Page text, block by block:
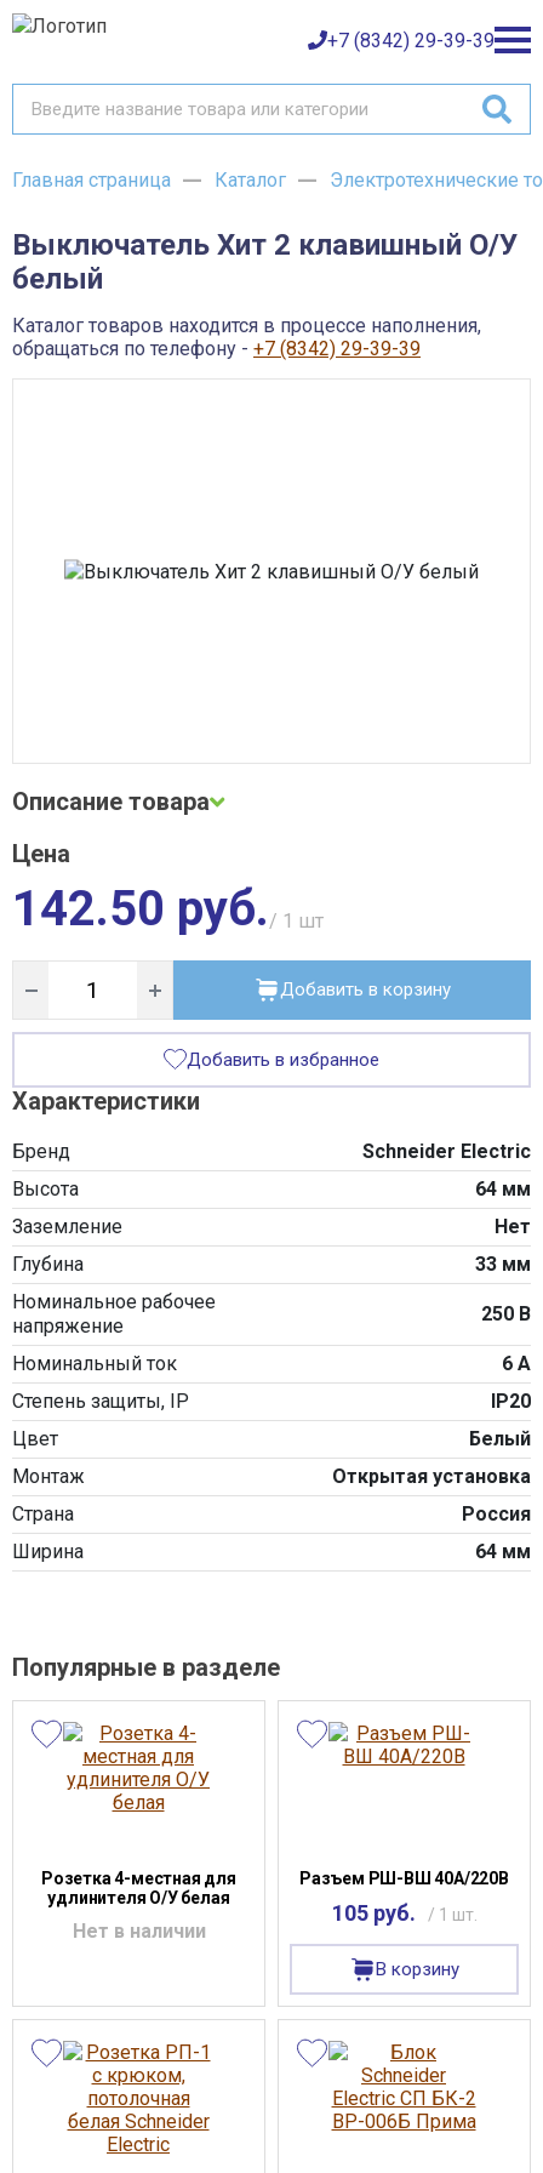
+7 (8342) 29-39-39
Каталог товаров
Баки и емкости АНИОН
Газовое оборудование
Запорная и регулирующая арматура
Инструмент
Сварочное оборудование
Электротехнические товары
О компании
Оплата
Доставка
Главная страница Каталог Электротехнические
Выключатель Хит 2 клавишный О/У
белый
Каталог товаров находится в процессе наполнения,
обращаться по телефону - +7 (8342) 29-39-39
Описание товара
Описание и фото товара, технические характеристики, габариты,
и паспорта носят справочный характер и основываются на последних
доступных сведениях от производителя. Производитель оставляет
за собой право изменить параметры без предварительного
офертой.
Цена
142.50 руб./ 1 шт
Добавить в корзину
Добавить в избранное
Характеристики
Бренд
Schneider Electric
Высота
64 мм
Заземление
Нет
Глубина
33 мм
Номинальное рабочее
напряжение
250 В
Номинальный ток
6 А
Степень защиты, IP
IP20
Цвет
Белый
Монтаж
Открытая установка
Страна
Россия
Ширина
64 мм
Популярные в разделе
Розетка 4-местная для
удлинителя О/У белая
Нет в наличии
Разъем РШ-ВШ 40А/220В
105 руб. / 1 шт.
В корзину